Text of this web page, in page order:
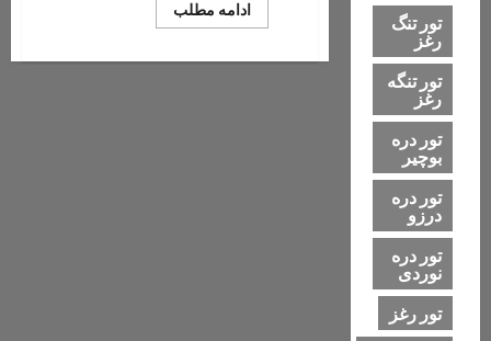
ادامه مطلب
more
تور تنگ
رغز
تور تنگه
رغز
تور دره
بوچیر
تور دره
درزو
تور دره
نوردی
تور رغز